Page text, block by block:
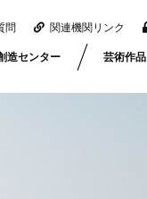
問 関連機関リンク
造センター 芸術作品